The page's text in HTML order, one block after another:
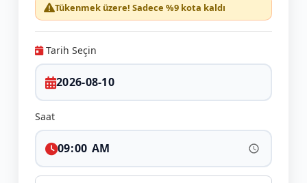
Tükenmek üzere! Sadece %9 kota kaldı
Tarih Seçin
Saat